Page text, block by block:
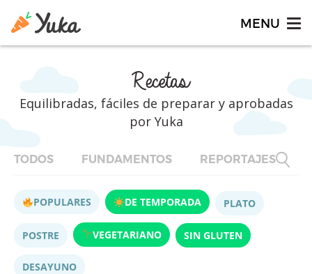
Recetas
Equilibradas, fáciles de preparar y aprobadas
por Yuka
TODOS FUNDAMENTOS REPORTAJES
POPULARES DE TEMPORADA PLATO
POSTRE VEGETARIANO SIN GLUTEN
DESAYUNO